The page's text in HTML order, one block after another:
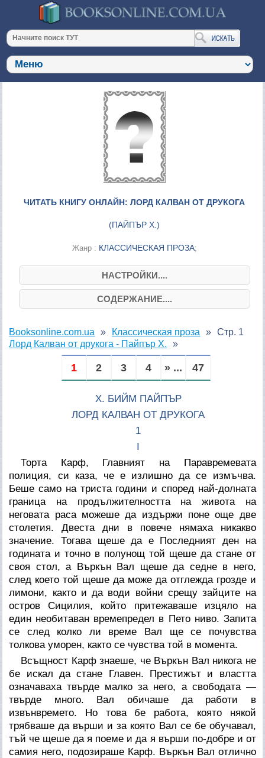
ЧИТАТЬ КНИГУ ОНЛАЙН: ЛОРД КАЛВАН ОТ ДРУКОГА
(ПАЙПЪР Х.)
Жанр : КЛАССИЧЕСКАЯ ПРОЗА;
НАСТРОЙКИ....
СОДЕРЖАНИЕ....
Booksonline.com.ua
Классическая проза
Лорд Калван от друкога - Пайпър Х.
Стр. 1
1 2 3 4 » ... 47
Х. БИЙМ ПАЙПЪР
ЛОРД КАЛВАН ОТ ДРУКОГА
1
I
Торта Карф, Главният на Паравремевата
полиция, си каза, че е излишно да се измъчва.
Беше само на триста години и според най-долната
граница на продължителността на живота на
неговата раса можеше да издържи поне още две
столетия. Двеста дни в повече нямаха никакво
значение. Тогава щеше да е Последният ден на
годината и точно в полунощ той щеше да стане от
своя стол, а Въркън Вал щеше да седне в него,
след което той щеше да може да отглежда грозде и
лимони, както и да води войни срещу зайците на
остров Сицилия, който притежаваше изцяло на
един необитаван времепредел в Пето ниво. Запита
се след колко ли време Вал ще се почувства
толкова уморен, както се чувства той в момента.
Всъщност Карф знаеше, че Въркън Вал никога не
бе искал да стане Главен. Престижът и властта
означаваха твърде малко за него, а свободата —
твърде много. Вал обичаше да работи в
извънвремето. Но това бе работа, която някой
трябваше да върши и за която Вал се бе обучавал,
тъй че щеше да я поеме и да я върши по-добре и от
самия него, подозираше Карф. Въркън Вал отлично